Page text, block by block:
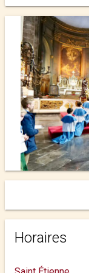
Horaires